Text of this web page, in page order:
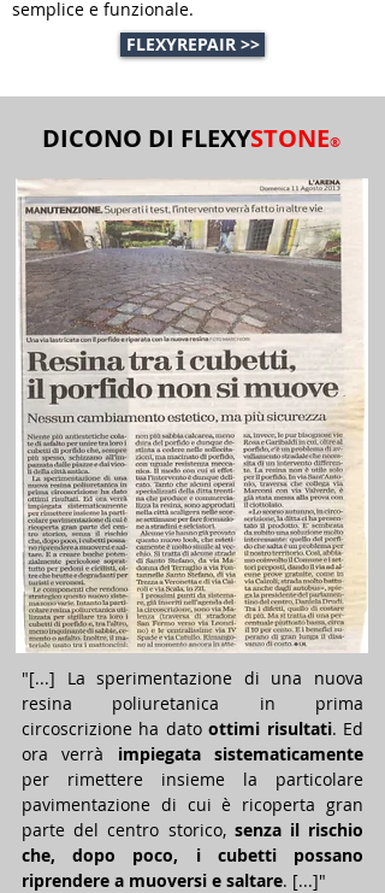
semplice e funzionale.
FLEXYREPAIR >>
DICONO DI FLEXYSTONE®
"[...] La sperimentazione di una nuova
resina poliuretanica in prima
circoscrizione ha datoottimi risultati. Ed
ora verrà impiegata sistematicamente
per rimettere insieme la particolare
pavimentazione di cui è ricoperta gran
parte del centro storico, senza il rischio
che, dopo poco, i cubetti possano
riprendere a muoversi e saltare. [...]"